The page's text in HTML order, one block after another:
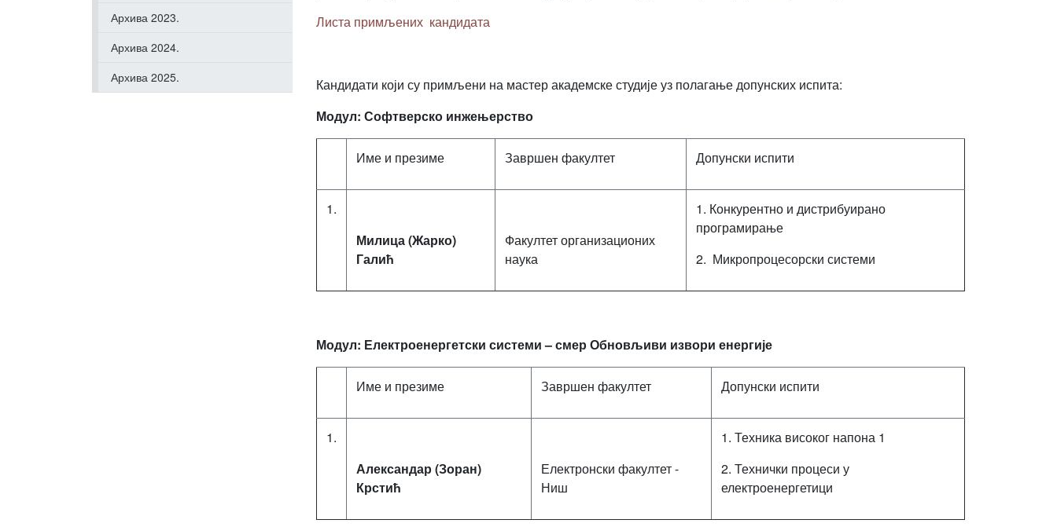
Архива 2023.
Архива 2024.
Архива 2025.
Листа примљених кандидата
Кандидати који су примљени на мастер академске студије уз полагање допунских испита:
Модул: Софтверско инжењерство
Име и презиме Завршен факултет Допунски испити
1.
Милица (Жарко)
Галић
Факултет организационих
наука
1. Конкурентно и дистрибуирано
програмирање
2. Микропроцесорски системи
Модул: Електроенергетски системи – смер Обновљиви извори енергије
Име и презиме Завршен факултет Допунски испити
1.
Александар (Зоран)
Крстић
Електронски факултет -
Ниш
1. Техника високог напона 1
2. Технички процеси у
електроенергетици